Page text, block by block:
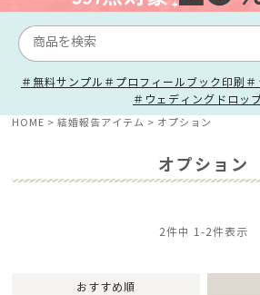
＃無料サンプル ＃プロフィールブック印刷
＃ウェディングドロッ
HOME 結婚報告アイテム オプション
オプション
おすすめ順
2件中 1 -2件表示